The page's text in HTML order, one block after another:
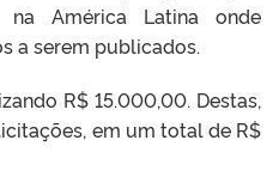
América Latina onde
a serem publicados.
R$ 15.000,00. Destas,
em um total de R$